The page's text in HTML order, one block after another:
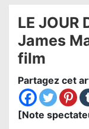
LE JOUR
James
film
Partagez cet
[Note